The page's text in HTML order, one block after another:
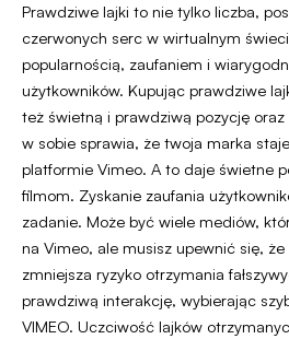
Prawdziwe lajki to nie tylko liczba,
czerwonych serc w wirtualnym
popularnością, zaufaniem i
użytkowników. Kupując prawdziwe
też świetną i prawdziwą pozycję
w sobie sprawia, że twoja marka
platformie Vimeo. A to daje świetne
filmom. Zyskanie zaufania
zadanie. Może być wiele mediów,
na Vimeo, ale musisz upewnić się,
zmniejsza ryzyko otrzymania
prawdziwą interakcję, wybierając
VIMEO. Uczciwość lajków